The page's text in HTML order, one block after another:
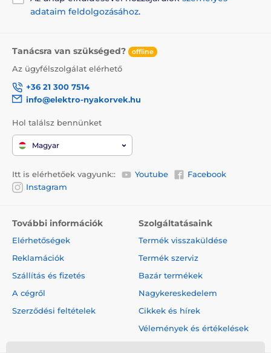
A csomag tartalma:
Megjegyzés: A kép csak illusztráció.
A műszaki specifikációk előzetes értesítés nélkül
A termék a következő kategóriákba sorolt
Házak, fekhelyek Fekhelyek
Kistestű kutyáknak
Nagytestű kutyáknak
adataim feldolgozásához.
Tanácsra van szükséged? offline
Az ügyfélszolgálat elérhető
+36 21 300 7514
info@elektro-nyakorvek.hu
Hol találsz bennünket
Magyar
Itt is elérhetőek vagyunk:: Youtube
Facebook
Instagram
További információk
Elérhetőségek
Reklamációk
Szállítás és fizetés
A cégről
Szerződési feltételek
Szolgáltatásaink
Termék visszaküldése
Termék szerviz
Bazár termékek
Nagykereskedelem
Cikkek és hírek
Vélemények és értékelések